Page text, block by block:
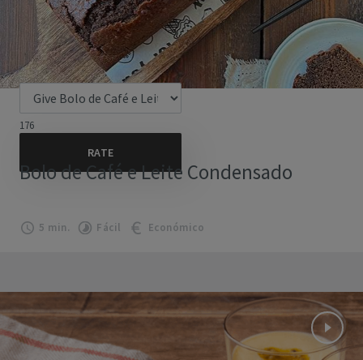
176
Bolo de Café e Leite Condensado
5 min. Fácil Económico